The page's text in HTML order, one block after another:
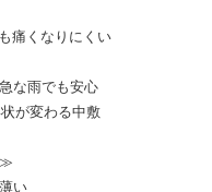
痛くなりにくい
急な雨でも安心
状が変わる中敷
い